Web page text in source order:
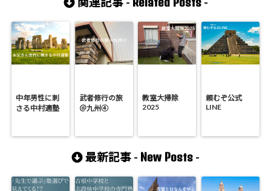
中年男性に刺
さる中村適塾
武者修行の旅
＠九州④
教室大掃除
2025
頼むぞ公式
LINE
最新記事 - New Posts -